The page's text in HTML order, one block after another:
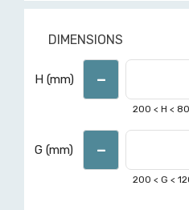
dimensions hors
demandez un devis
DIMENSIONS
H (mm) -
200 < H <
G (mm) -
200 < G <